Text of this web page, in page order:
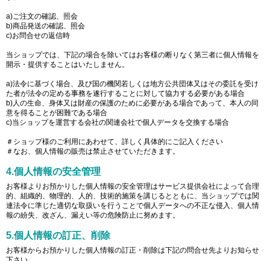
a)ご注文の確認、照会
b)商品発送の確認、照会
c)お問合せの返信時
当ショップでは、下記の場合を除いてはお客様の断りなく第三者に個人情報を
開示・提供することはいたしません。
a)法令に基づく場合、及び国の機関若しくは地方公共団体又はその委託を受け
た者が法令の定める事務を遂行することに対して協力する必要がある場合
b)人の生命、身体又は財産の保護のために必要がある場合であって、本人の同
意を得ることが困難である場合
c)当ショップを運営する会社の関連会社で個人データを交換する場合
＃ショップ様のご利用にあわせて、詳しく具体的にご記入ください
＃なお、個人情報の販売は禁止させていただきます。
4.個人情報の安全管理
お客様よりお預かりした個人情報の安全管理はサービス提供会社によって合理
的、組織的、物理的、人的、技術的施策を講じるとともに、当ショップでは関
連法令に準じた適切な取扱いを行うことで個人データへの不正な侵入、個人情
報の紛失、改ざん、漏えい等の危険防止に努めます。
5.個人情報の訂正、削除
お客様からお預かりした個人情報の訂正・削除は下記の問合せ先よりお知らせ